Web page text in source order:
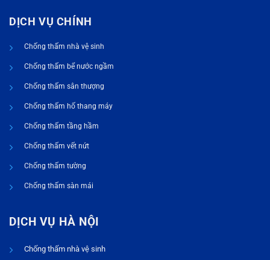
DỊCH VỤ CHÍNH
Chống thấm nhà vệ sinh
Chống thấm bể nước ngầm
Chống thấm sân thượng
Chống thấm hố thang máy
Chống thấm tầng hầm
Chống thấm vết nứt
Chống thấm tường
Chống thấm sàn mái
DỊCH VỤ HÀ NỘI
Chống thấm nhà vệ sinh